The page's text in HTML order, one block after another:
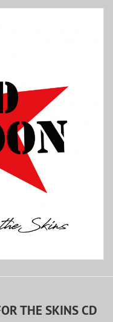
THE SKINS CD